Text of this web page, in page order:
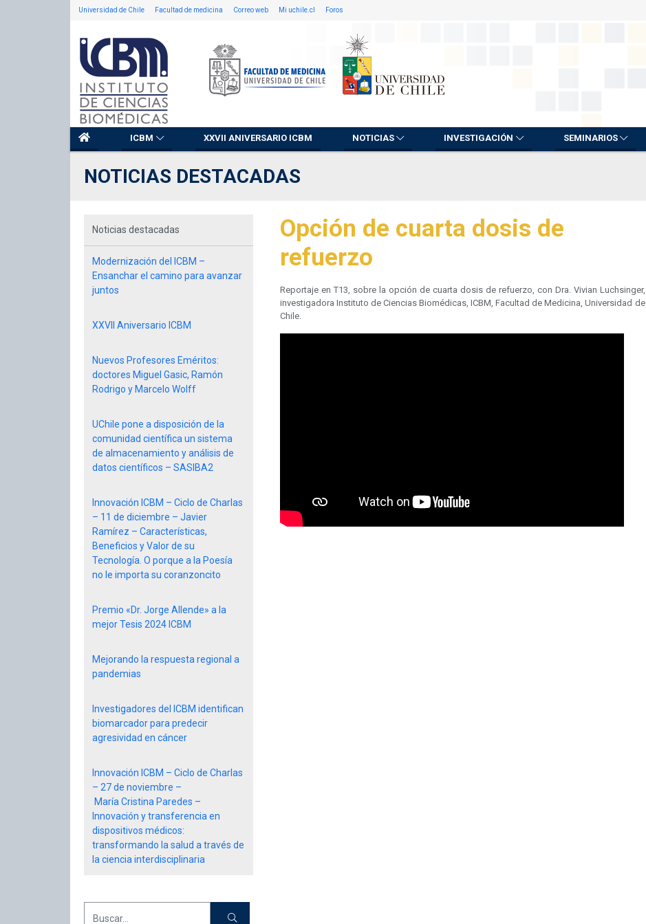
Universidad de Chile Facultad de medicina Correo web Mi uchile.cl Foros
ICBM XXVII ANIVERSARIO ICBM NOTICIAS INVESTIGACIÓN SEMINARIOS
NOTICIAS DESTACADAS
Opción de cuarta dosis de
refuerzo
Reportaje en T13, sobre la opción de cuarta dosis de refuerzo, con Dra. Vivian Luchsinger,
investigadora Instituto de Ciencias Biomédicas, ICBM, Facultad de Medicina, Universidad de
Chile.
Noticias destacadas
Modernización del ICBM –
Ensanchar el camino para avanzar
juntos
XXVII Aniversario ICBM
Nuevos Profesores Eméritos:
doctores Miguel Gasic, Ramón
Rodrigo y Marcelo Wolff
UChile pone a disposición de la
comunidad científica un sistema
de almacenamiento y análisis de
datos científicos – SASIBA2
Innovación ICBM – Ciclo de Charlas
– 11 de diciembre – Javier
Ramírez – Características,
Beneficios y Valor de su
Tecnología. O porque a la Poesía
no le importa su coranzoncito
Premio «Dr. Jorge Allende» a la
mejor Tesis 2024 ICBM
Mejorando la respuesta regional a
pandemias
Investigadores del ICBM identifican
biomarcador para predecir
agresividad en cáncer
Innovación ICBM – Ciclo de Charlas
– 27 de noviembre –
María Cristina Paredes –
Innovación y transferencia en
dispositivos médicos:
transformando la salud a través de
la ciencia interdisciplinaria